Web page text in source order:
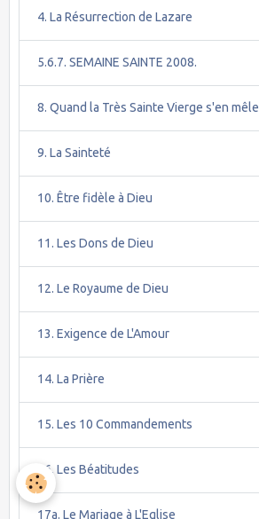
4. La Résurrection de Lazare
5.6.7. SEMAINE SAINTE 2008.
8. Quand la Très Sainte Vierge s'en mêle
9. La Sainteté
10. Être fidèle à Dieu
11. Les Dons de Dieu
12. Le Royaume de Dieu
13. Exigence de L'Amour
14. La Prière
15. Les 10 Commandements
16. Les Béatitudes
17a. Le Mariage à L'Eglise